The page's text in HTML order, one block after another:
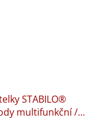
STABILO®
multifunkční /